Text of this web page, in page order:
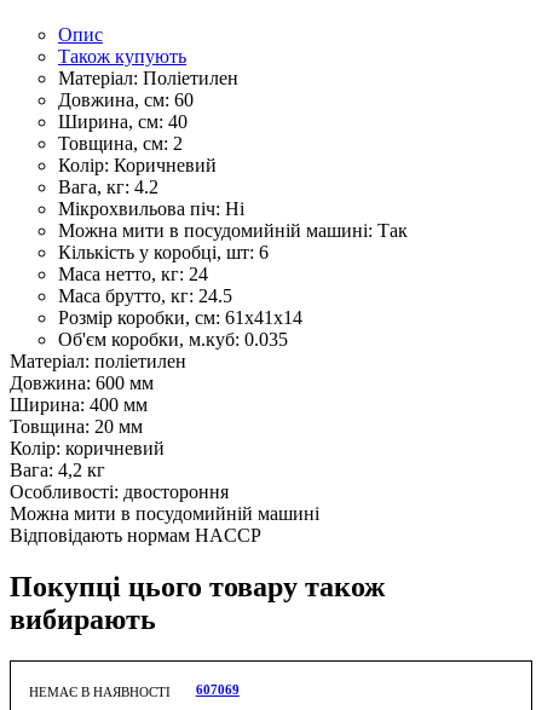
Опис
Також купують
Матеріал: Поліетилен
Довжина, см: 60
Ширина, см: 40
Товщина, см: 2
Колір: Коричневий
Вага, кг: 4.2
Мікрохвильова піч: Ні
Можна мити в посудомийній машині: Так
Кількість у коробці, шт: 6
Маса нетто, кг: 24
Маса брутто, кг: 24.5
Розмір коробки, см: 61х41х14
Об'єм коробки, м.куб: 0.035
Матеріал: поліетилен
Довжина: 600 мм
Ширина: 400 мм
Товщина: 20 мм
Колір: коричневий
Вага: 4,2 кг
Особливості: двостороння
Можна мити в посудомийній машині
Відповідають нормам HACCP
Покупці цього товару також
вибирають
НЕМАЄ В НАЯВНОСТІ 607069